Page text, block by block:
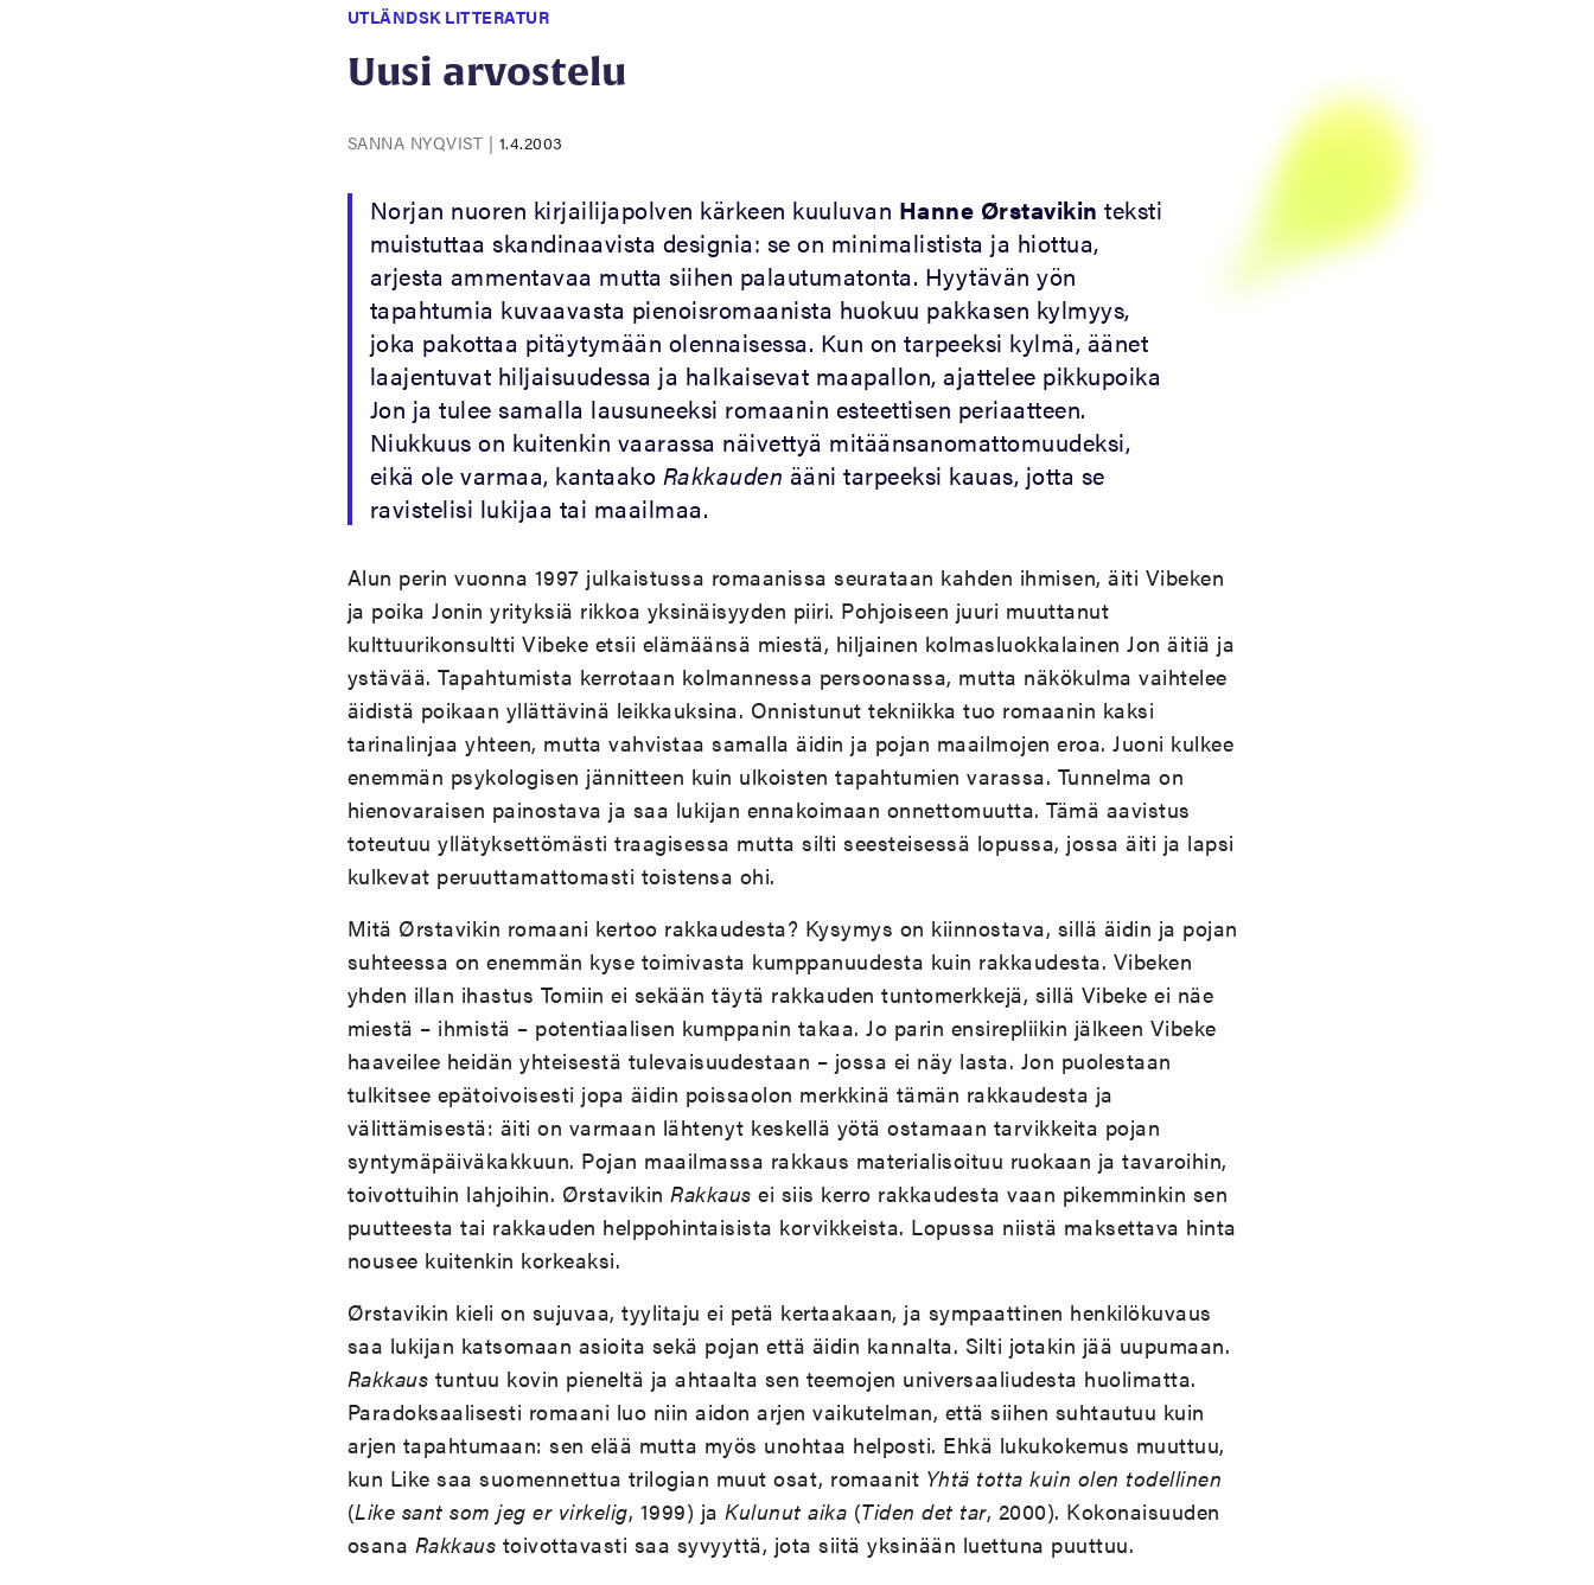
UTLÄNDSK LITTERATUR
Uusi arvostelu
SANNA NYQVIST | 1.4.2003
Norjan nuoren kirjailijapolven kärkeen kuuluvan Hanne Ørstavikin teksti
muistuttaa skandinaavista designia: se on minimalistista ja hiottua,
arjesta ammentavaa mutta siihen palautumatonta. Hyytävän yön
tapahtumia kuvaavasta pienoisromaanista huokuu pakkasen kylmyys,
joka pakottaa pitäytymään olennaisessa. Kun on tarpeeksi kylmä, äänet
laajentuvat hiljaisuudessa ja halkaisevat maapallon, ajattelee pikkupoika
Jon ja tulee samalla lausuneeksi romaanin esteettisen periaatteen.
Niukkuus on kuitenkin vaarassa näivettyä mitäänsanomattomuudeksi,
eikä ole varmaa, kantaako Rakkauden ääni tarpeeksi kauas, jotta se
ravistelisi lukijaa tai maailmaa.
Alun perin vuonna 1997 julkaistussa romaanissa seurataan kahden ihmisen, äiti Vibeken
ja poika Jonin yrityksiä rikkoa yksinäisyyden piiri. Pohjoiseen juuri muuttanut
kulttuurikonsultti Vibeke etsii elämäänsä miestä, hiljainen kolmasluokkalainen Jon äitiä ja
ystävää. Tapahtumista kerrotaan kolmannessa persoonassa, mutta näkökulma vaihtelee
äidistä poikaan yllättävinä leikkauksina. Onnistunut tekniikka tuo romaanin kaksi
tarinalinjaa yhteen, mutta vahvistaa samalla äidin ja pojan maailmojen eroa. Juoni kulkee
enemmän psykologisen jännitteen kuin ulkoisten tapahtumien varassa. Tunnelma on
hienovaraisen painostava ja saa lukijan ennakoimaan onnettomuutta. Tämä aavistus
toteutuu yllätyksettömästi traagisessa mutta silti seesteisessä lopussa, jossa äiti ja lapsi
kulkevat peruuttamattomasti toistensa ohi.
Mitä Ørstavikin romaani kertoo rakkaudesta? Kysymys on kiinnostava, sillä äidin ja pojan
suhteessa on enemmän kyse toimivasta kumppanuudesta kuin rakkaudesta. Vibeken
yhden illan ihastus Tomiin ei sekään täytä rakkauden tuntomerkkejä, sillä Vibeke ei näe
miestä – ihmistä – potentiaalisen kumppanin takaa. Jo parin ensirepliikin jälkeen Vibeke
haaveilee heidän yhteisestä tulevaisuudestaan – jossa ei näy lasta. Jon puolestaan
tulkitsee epätoivoisesti jopa äidin poissaolon merkkinä tämän rakkaudesta ja
välittämisestä: äiti on varmaan lähtenyt keskellä yötä ostamaan tarvikkeita pojan
syntymäpäiväkakkuun. Pojan maailmassa rakkaus materialisoituu ruokaan ja tavaroihin,
toivottuihin lahjoihin. Ørstavikin Rakkaus ei siis kerro rakkaudesta vaan pikemminkin sen
puutteesta tai rakkauden helppohintaisista korvikkeista. Lopussa niistä maksettava hinta
nousee kuitenkin korkeaksi.
Ørstavikin kieli on sujuvaa, tyylitaju ei petä kertaakaan, ja sympaattinen henkilökuvaus
saa lukijan katsomaan asioita sekä pojan että äidin kannalta. Silti jotakin jää uupumaan.
Rakkaus tuntuu kovin pieneltä ja ahtaalta sen teemojen universaaliudesta huolimatta.
Paradoksaalisesti romaani luo niin aidon arjen vaikutelman, että siihen suhtautuu kuin
arjen tapahtumaan: sen elää mutta myös unohtaa helposti. Ehkä lukukokemus muuttuu,
kun Like saa suomennettua trilogian muut osat, romaanit Yhtä totta kuin olen todellinen
(Like sant som jeg er virkelig, 1999) ja Kulunut aika (Tiden det tar, 2000). Kokonaisuuden
osana Rakkaus toivottavasti saa syvyyttä, jota siitä yksinään luettuna puuttuu.